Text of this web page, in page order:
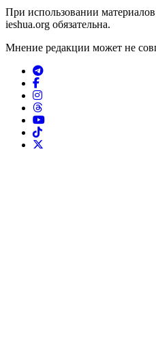
При использовании
ieshua.org обязательна.
Мнение редакции может не